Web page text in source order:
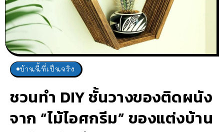
บ้านนี้ที่เป็นจริง
ชวนทำ DIY ชั้นวางของติดผนัง
จาก “ไม้ไอศกรีม” ของแต่งบ้าน